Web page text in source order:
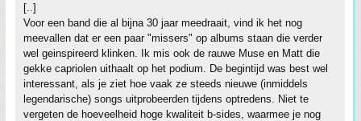
[..]
Voor een band die al bijna 30 jaar meedraait, vind ik het nog
meevallen dat er een paar "missers" op albums staan die verder
wel geinspireerd klinken. Ik mis ook de rauwe Muse en Matt die
gekke capriolen uithaalt op het podium. De begintijd was best wel
interessant, als je ziet hoe vaak ze steeds nieuwe (inmiddels
legendarische) songs uitprobeerden tijdens optredens. Niet te
vergeten de hoeveelheid hoge kwaliteit b-sides, waarmee je nog